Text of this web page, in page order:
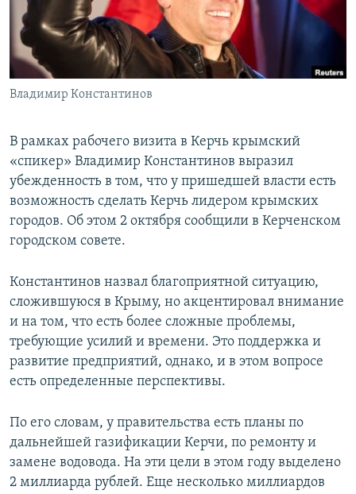
ПОБЕДИТЕЛЕЙ НЕ СУДЯТ?
КРЫМ.НЕПОКОРЕННЫЙ
ELIFBE
УКРАИНСКАЯ ПРОБЛЕМА КРЫМА
ПРИСОЕДИНЯЙТЕСЬ!
Владимир Константинов
В рамках рабочего визита в Керчь крымский
«спикер» Владимир Константинов выразил
убежденность в том, что у пришедшей власти есть
возможность сделать Керчь лидером крымских
городов. Об этом 2 октября сообщили в Керченском
городском совете.
Константинов назвал благоприятной ситуацию,
сложившуюся в Крыму, но акцентировал внимание
и на том, что есть более сложные проблемы,
требующие усилий и времени. Это поддержка и
развитие предприятий, однако, и в этом вопросе
есть определенные перспективы.
По его словам, у правительства есть планы по
дальнейшей газификации Керчи, по ремонту и
замене водовода. На эти цели в этом году выделено
2 миллиарда рублей. Еще несколько миллиардов